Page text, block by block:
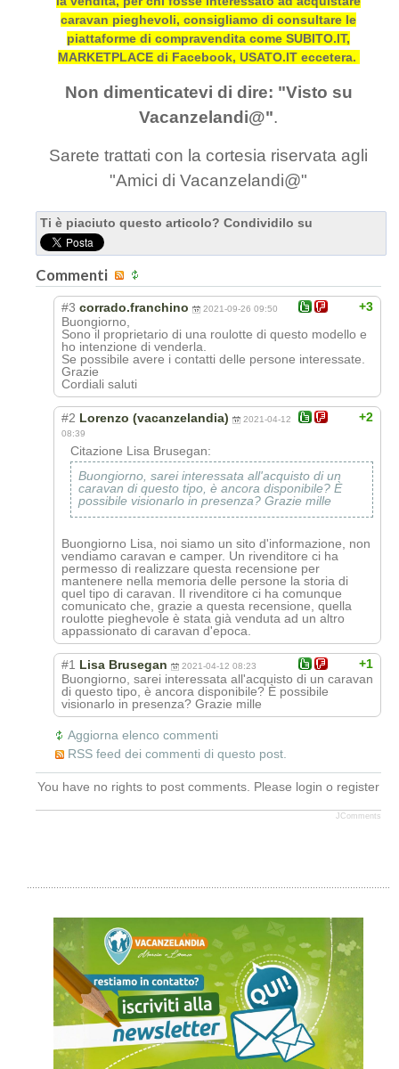
caravan pieghevoli, consigliamo di consultare le
piattaforme di compravendita come SUBITO.IT,
MARKETPLACE di Facebook, USATO.IT eccetera.
Non dimenticatevi di dire: "Visto su
Vacanzelandi@".
Sarete trattati con la cortesia riservata agli
"Amici di Vacanzelandi@"
Ti è piaciuto questo articolo? Condividilo su
Commenti
+3
#3 corrado.franchino 2021-09-26 09:50
Buongiorno,
Sono il proprietario di una roulotte di questo modello e
ho intenzione di venderla.
Se possibile avere i contatti delle persone interessate.
Grazie
Cordiali saluti
+2
#2 Lorenzo (vacanzelandia)
2021-04-12
08:39
Citazione Lisa Brusegan:
Buongiorno, sarei interessata all'acquisto di un
caravan di questo tipo, è ancora disponibile? È
possibile visionarlo in presenza? Grazie mille
Buongiorno Lisa, noi siamo un sito d'informazione, non
vendiamo caravan e camper. Un rivenditore ci ha
permesso di realizzare questa recensione per
mantenere nella memoria delle persone la storia di
quel tipo di caravan. Il rivenditore ci ha comunque
comunicato che, grazie a questa recensione, quella
roulotte pieghevole è stata già venduta ad un altro
appassionato di caravan d'epoca.
+1
#1 Lisa Brusegan 2021-04-12 08:23
Buongiorno, sarei interessata all'acquisto di un caravan
di questo tipo, è ancora disponibile? È possibile
visionarlo in presenza? Grazie mille
Aggiorna elenco commenti
RSS feed dei commenti di questo post.
You have no rights to post comments. Please login o register
JComments